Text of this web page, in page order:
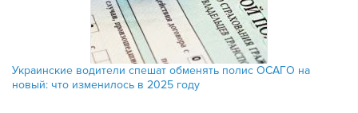
Украинские водители спешат обменять полис ОСАГО на
новый: что изменилось в 2025 году